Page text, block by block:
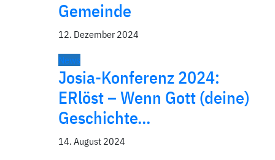
Gemeinde
12. Dezember 2024
News
Josia-Konferenz 2024:
ERlöst – Wenn Gott (deine)
Geschichte…
14. August 2024